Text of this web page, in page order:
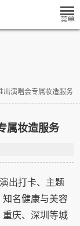
出演唱会专属妆造服务
属妆造服务
出打卡、主题
名健康与美容
庆、深圳等城